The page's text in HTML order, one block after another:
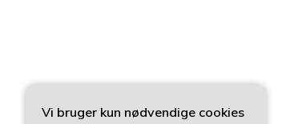
Vi bruger kun nødvendige cookies